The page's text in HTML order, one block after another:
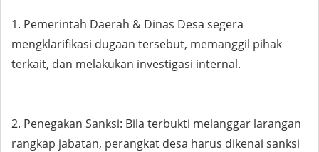
1. Pemerintah Daerah & Dinas Desa segera
mengklarifikasi dugaan tersebut, memanggil pihak
terkait, dan melakukan investigasi internal.
2. Penegakan Sanksi: Bila terbukti melanggar larangan
rangkap jabatan, perangkat desa harus dikenai sanksi